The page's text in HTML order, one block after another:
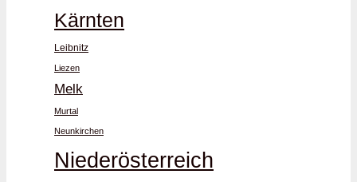
Kärnten
Leibnitz
Liezen
Melk
Murtal
Neunkirchen
Niederösterreich